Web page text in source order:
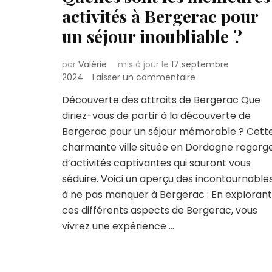
activités à Bergerac pour
un séjour inoubliable ?
par Valérie mis à jour le 17 septembre
2024
Laisser un commentaire
sont
les
meilleures
à
Bergerac
pour
un
inoubliable
Découverte des attraits de Bergerac Que
diriez-vous de partir à la découverte de
Bergerac pour un séjour mémorable ?
charmante ville située en Dordogne
d’activités captivantes qui sauront vous
séduire. Voici un aperçu des
à ne pas manquer à Bergerac : En explorant
ces différents aspects de Bergerac, vous
vivrez une expérience …